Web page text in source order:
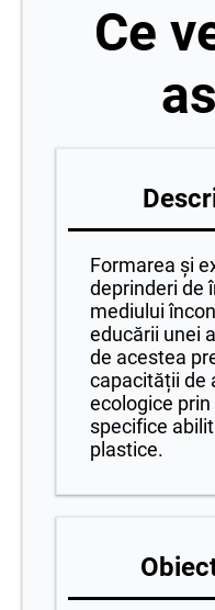
Ce
Formarea și
deprinderi de
mediului
educării unei
de acestea
capacității de
ecologice
specifice
plastice.